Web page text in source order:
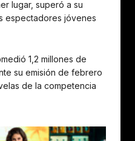
lugar, superó a su
espectadores jóvenes
1,2 millones de
su emisión de febrero
de la competencia